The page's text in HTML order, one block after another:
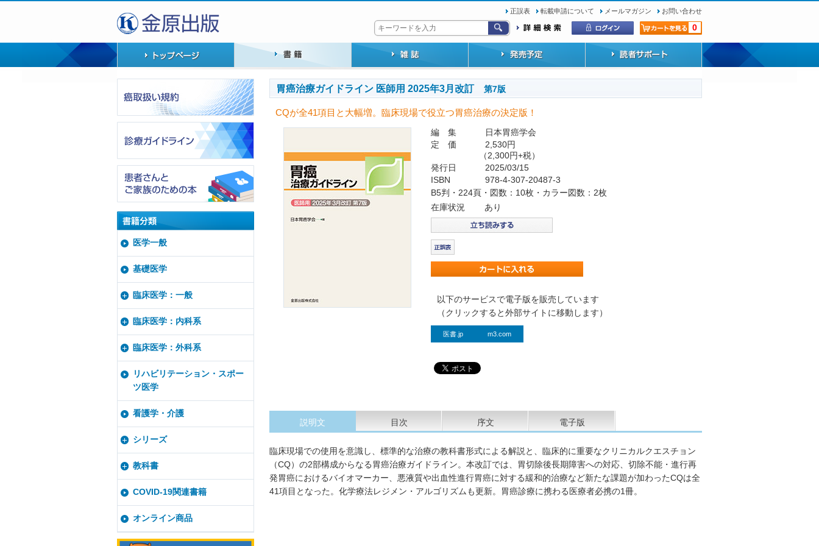
正誤表 転載申請について メールマガジン お問い合わせ
0
胃癌治療ガイドライン 医師用 2025年3月改訂 第7版
CQが全41項目と大幅増。臨床現場で役立つ胃癌治療の決定版！
編 集
日本胃癌学会
定 価
2,530円
（2,300円+税）
発行日
2025/03/15
ISBN
978-4-307-20487-3
B5判・224頁・図数：10枚・カラー図数：2枚
在庫状況
あり
以下のサービスで電子版を販売しています
（クリックすると外部サイトに移動します）
医書.jp m3.com
説明文 目次 序文 電子版
臨床現場での使用を意識し、標準的な治療の教科書形式による解説と、臨床的に重要なクリニカルクエスチョン
（CQ）の2部構成からなる胃癌治療ガイドライン。本改訂では、胃切除後長期障害への対応、切除不能・進行再
発胃癌におけるバイオマーカー、悪液質や出血性進行胃癌に対する緩和的治療など新たな課題が加わったCQは全
41項目となった。化学療法レジメン・アルゴリズムも更新。胃癌診療に携わる医療者必携の1冊。
医学一般
基礎医学
臨床医学：一般
臨床医学：内科系
臨床医学：外科系
リハビリテーション・スポー
ツ医学
看護学・介護
シリーズ
教科書
COVID-19関連書籍
オンライン商品